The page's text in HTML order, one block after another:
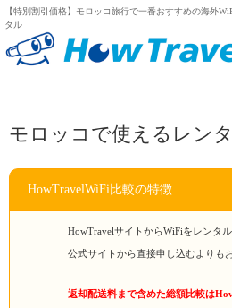
【特別割引価格】モロッコ旅行で一番おすすめの海外
タル
モロッコで使えるレン
HowTravelWiFi比較の特徴
HowTravelサイトからWiFiをレンタ
公式サイトから直接申し込むよりも
返却配送料まで含めた総額比較は